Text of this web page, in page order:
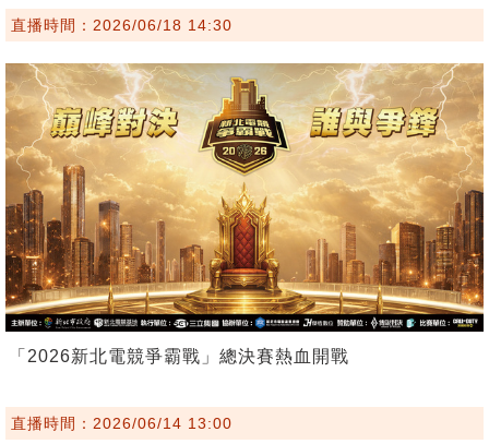
直播時間：2026/06/18 14:30
「2026新北電競爭霸戰」總決賽熱血開戰
直播時間：2026/06/14 13:00